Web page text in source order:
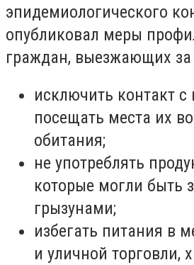
эпидемиологического
опубликовал меры
граждан, выезжающих за
исключить контакт с
посещать места их
обитания;
не употреблять
которые могли быть
грызунами;
избегать питания в
и уличной торговли,